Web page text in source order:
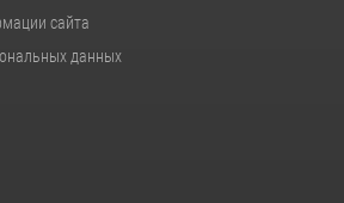
сайта
данных